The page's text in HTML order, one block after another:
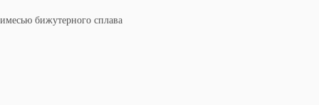
бижутерного сплава